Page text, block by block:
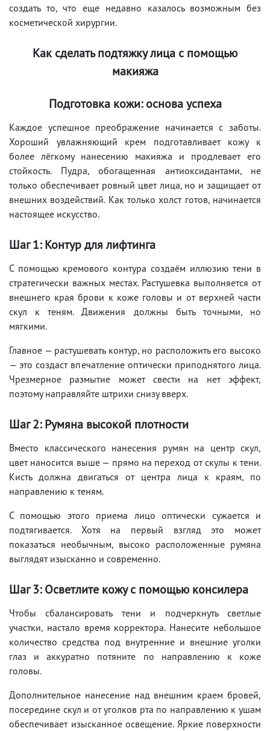
создать то, что еще недавно казалось возможным без
косметической хирургии.
Как сделать подтяжку лица с помощью
макияжа
Подготовка кожи: основа успеха
Каждое успешное преображение начинается с заботы.
Хороший увлажняющий крем подготавливает кожу к
более лёгкому нанесению макияжа и продлевает его
стойкость. Пудра, обогащенная антиоксидантами, не
только обеспечивает ровный цвет лица, но и защищает от
внешних воздействий. Как только холст готов, начинается
настоящее искусство.
Шаг 1: Контур для лифтинга
С помощью кремового контура создаём иллюзию тени в
стратегически важных местах. Растушевка выполняется от
внешнего края брови к коже головы и от верхней части
скул к теням. Движения должны быть точными, но
мягкими.
Главное — растушевать контур, но расположить его высоко
— это создаст впечатление оптически приподнятого лица.
Чрезмерное размытие может свести на нет эффект,
поэтому направляйте штрихи снизу вверх.
Шаг 2: Румяна высокой плотности
Вместо классического нанесения румян на центр скул,
цвет наносится выше — прямо на переход от скулы к тени.
Кисть должна двигаться от центра лица к краям, по
направлению к теням.
С помощью этого приема лицо оптически сужается и
подтягивается. Хотя на первый взгляд это может
показаться необычным, высоко расположенные румяна
выглядят изысканно и современно.
Шаг 3: Осветлите кожу с помощью консилера
Чтобы сбалансировать тени и подчеркнуть светлые
участки, настало время корректора. Нанесите небольшое
количество средства под внутренние и внешние уголки
глаз и аккуратно потяните по направлению к коже
головы.
Дополнительное нанесение над внешним краем бровей,
посередине скул и от уголков рта по направлению к ушам
обеспечивает изысканное освещение. Яркие поверхности